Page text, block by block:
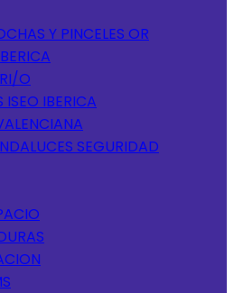
Y PINCELES OR
O
ISEO IBERICA
SEGURIDAD